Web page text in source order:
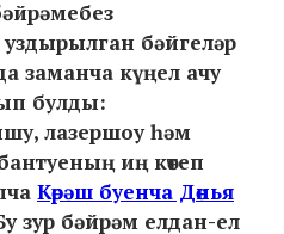
бәйгеләр
заманча күңел ачу
булды:
лазершоу һәм
иң көтеп
Көрәш буенча Дөнья
зур бәйрәм елдан-ел